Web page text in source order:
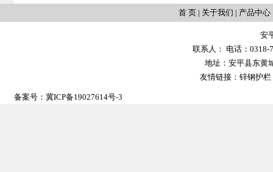
首 页 | 关于我们 | 产品中心
安
联系人： 电话：0318-
地址：安平县东黄
友情链接： 锌钢护栏
备案号： 冀ICP备19027614号-3